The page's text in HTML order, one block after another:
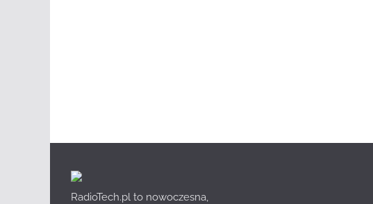
RadioTech.pl to nowoczesna,